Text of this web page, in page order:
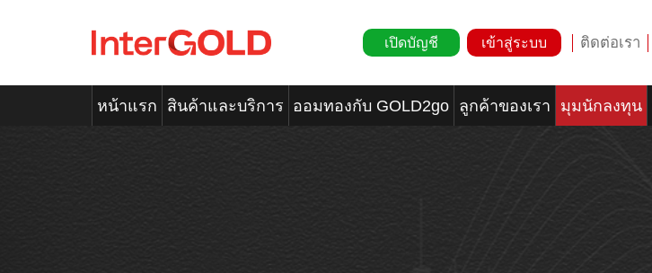
เปิดบัญชี เข้าสู่ระบบ ติดต่อเรา
หน้าแรก สินค้าและบริการ ออมทองกับ GOLD2go ลูกค้าของเรา มุมนักลงทุน